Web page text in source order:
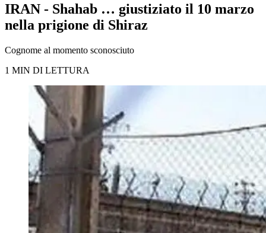
IRAN - Shahab … giustiziato il 10 marzo
nella prigione di Shiraz
Cognome al momento sconosciuto
1 MIN DI LETTURA